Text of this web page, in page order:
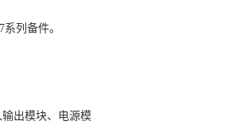
系列备件。
输出模块、电源模